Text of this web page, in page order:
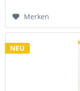
Merken
NEU